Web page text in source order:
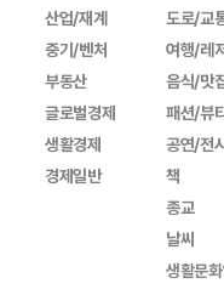
산업/재계
중기/벤처
부동산
글로벌경제
생활경제
경제일반
도로/교
여행/레
음식/맛
패션/뷰
공연/전
책
종교
날씨
생활문